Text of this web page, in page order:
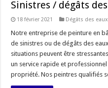
Sinistres / dégâts
18 février 2021 Dégâts des eaux
Notre entreprise de peinture en
de sinistres ou de dégâts des
situations peuvent être
un service rapide et
propriété. Nos peintres qualifiés